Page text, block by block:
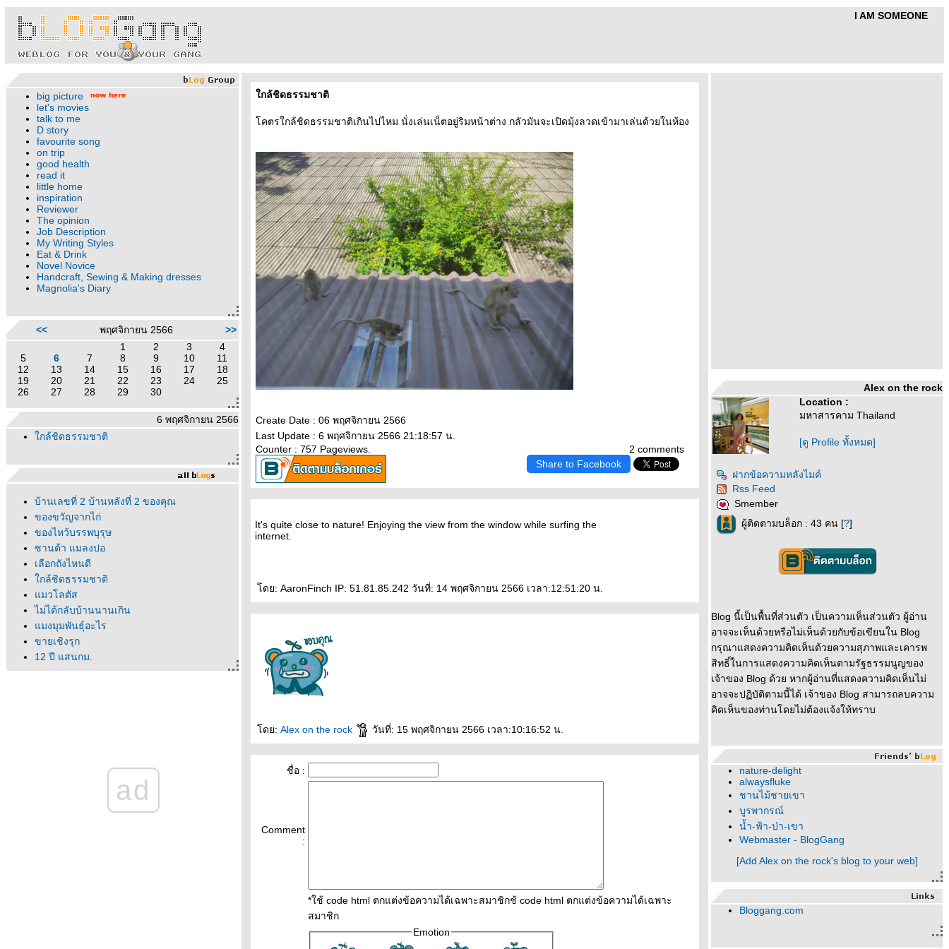
I AM SOMEONE
big picture
let's movies
talk to me
D story
favourite song
on trip
good health
read it
little home
inspiration
Reviewer
The opinion
Job Description
My Writing Styles
Eat & Drink
Novel Novice
Handcraft, Sewing & Making dresses
Magnolia's Diary
<< พฤศจิกายน 2566
>>
1
2 3
4
5
6 7 8 9 10
11
12
13 14 15 16 17
18
19
20 21 22 23 24
25
26
27 28 29 30
6 พฤศจิกายน 2566
กล้ชิดธรรมชาติ
บ้านเลขที่ 2 บ้านหลังที่ 2 ของคุณ
ของขวัญจากไก่
ของไหว้บรรพบุรุษ
ซานต้า แมลงปอ
เลือกถังไหนดี
กล้ชิดธรรมชาติ
มวโลตัส
ไม่ได้กลับบ้านนานเกิน
มงมุมพันธุ์อะไร
ขายเชิงรุก
12 ปี แสนกม.
จำตัวเองไม่ได้
พาหนะช่วงน้ำท่วม
ad
กล้ชิดธรรมชาติ
คตรใกล้ชิดธรรมชาติเกินไปไหม นั่งเล่นเน็ตอยู่ริมหน้าต่าง กลัวมันจะเปิดมุ้งลวดเข้ามาเล่นด้วยในห้อง
Create Date : 06 พฤศจิกายน 2566
Last Update : 6 พฤศจิกายน 2566 21:18:57 น.
2 comments
Counter : 757 Pageviews.
Share to Facebook
It's quite close to nature! Enjoying the view from the window while surfing the
internet.
ดย: AaronFinch IP: 51.81.85.242 วันที่: 14 พฤศจิกายน 2566 เวลา:12:51:20 น.
ดย: Alex on the rock วันที่: 15 พฤศจิกายน 2566 เวลา:10:16:52 น.
ชื่อ :
Comment
:
*ใช้ code html ตกแต่งข้อความได้เฉพาะสมาชิกช้ code html ตกแต่งข้อความได้เฉพาะ
สมาชิก
Emotion
Alex on the rock
Location :
มหาสารคาม Thailand
[ดู Profile ทั้งหมด]
ฝากข้อความหลังไมค์
Rss Feed
Smember
ผู้ติดตามบล็อก : 43 คน [?]
Blog นี้เป็นพื้นที่ส่วนตัว เป็นความเห็นส่วนตัว ผู้อ่าน
อาจจะเห็นด้วยหรือไม่เห็นด้วยกับข้อเขียนใน Blog
กรุณาแสดงความคิดเห็นด้วยความสุภาพและเคารพ
สิทธิ์ในการแสดงความคิดเห็นตามรัฐธรรมนูญของ
เจ้าของ Blog ด้วย หากผู้อ่านที่แสดงความคิดเห็นไม่
อาจจะปฏิบัติตามนี้ได้ เจ้าของ Blog สามารถลบความ
คิดเห็นของท่านโดยไม่ต้องแจ้งให้ทราบ
nature-delight
alwaysfluke
ชานไม้ชายเขา
บูรพากรณ์
น้ำ-ฟ้า-ป่า-เขา
Webmaster - BlogGang
[Add Alex on the rock's blog to your web]
Bloggang.com